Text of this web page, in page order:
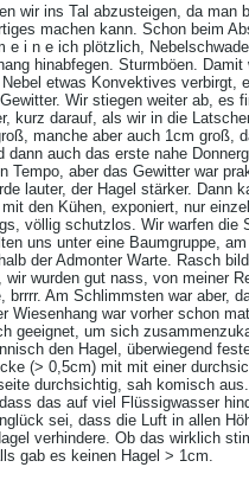
wir ins Tal abzusteigen, da man
machen kann. Schon beim
e i n e ich plötzlich,
hinabfegen. Sturmböen. Damit
etwas Konvektives verbirgt,
Wir stiegen weiter ab, es
kurz darauf, als wir in die
manche aber auch 1cm groß,
dann auch das erste nahe
Tempo, aber das Gewitter war
lauter, der Hagel stärker. Dann
den Kühen, exponiert, nur
völlig schutzlos. Wir warfen die
uns unter eine Baumgruppe,
der Admonter Warte. Rasch
wir wurden gut nass, von meiner
brrrr. Am Schlimmsten war aber,
Wiesenhang war vorher schon
geeignet, um sich
den Hagel, überwiegend
(> 0,5cm) mit mit einer
durchsichtig, sah komisch
das auf viel Flüssigwasser
sei, dass die Luft in allen
verhindere. Ob das wirklich
gab es keinen Hagel > 1cm.